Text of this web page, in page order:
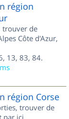
région
trouver de
Côte d'Azur,
13, 83, 84.
région Corse
trouver de
par ici.